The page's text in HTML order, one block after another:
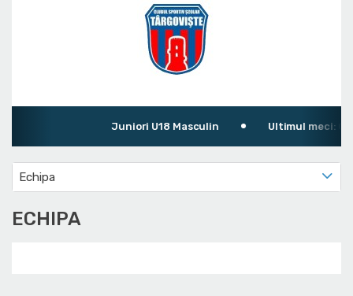
Juniori U18 Masculin Ultimul meci:
Echipa
ECHIPA